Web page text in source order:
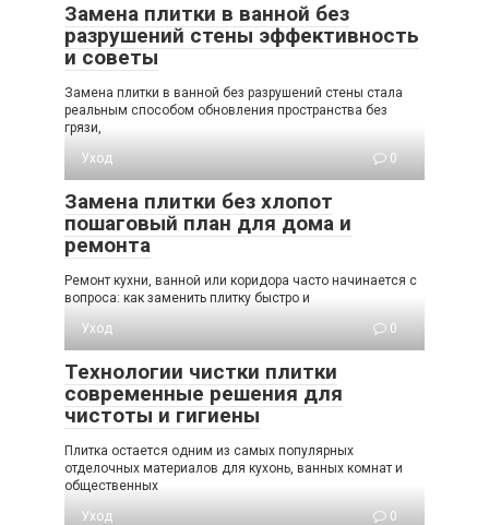
Замена плитки в ванной без
разрушений стены эффективность
и советы
Замена плитки в ванной без разрушений стены стала
реальным способом обновления пространства без
грязи,
Уход
0
Замена плитки без хлопот
пошаговый план для дома и
ремонта
Ремонт кухни, ванной или коридора часто начинается с
вопроса: как заменить плитку быстро и
Уход
0
Технологии чистки плитки
современные решения для
чистоты и гигиены
Плитка остается одним из самых популярных
отделочных материалов для кухонь, ванных комнат и
общественных
Уход
0